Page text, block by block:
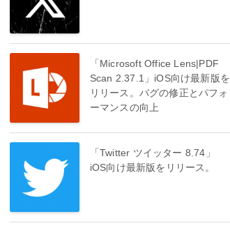
「Microsoft Office Lens|PDF
Scan 2.37.1」iOS向け最新版を
リリース。バグの修正とパフォ
ーマンスの向上
「Twitter ツイッター 8.74」
iOS向け最新版をリリース。